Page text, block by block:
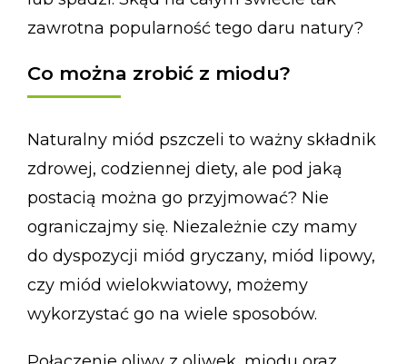
zawrotna popularność tego daru natury?
Co można zrobić z miodu?
Naturalny miód pszczeli to ważny składnik
zdrowej, codziennej diety, ale pod jaką
postacią można go przyjmować? Nie
ograniczajmy się. Niezależnie czy mamy
do dyspozycji miód gryczany, miód lipowy,
czy miód wielokwiatowy, możemy
wykorzystać go na wiele sposobów.